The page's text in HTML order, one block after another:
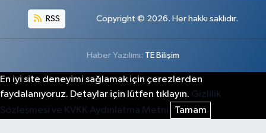
RSS Copyright © 2026. Her hakkı saklıdır.
Haber Yazılımı: TE Bilişim
En iyi site deneyimi sağlamak için çerezlerden
faydalanıyoruz. Detaylar için lütfen tıklayın. Gizlilik
Sözleşmesi ve KVKK Aydınlatma Metni
Tamam